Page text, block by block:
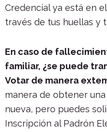
Credencial ya está en
través de tus huellas y
En caso de
familiar, ¿se puede
Votar de manera
manera de obtener
nueva, pero puedes
Inscripción al Padrón